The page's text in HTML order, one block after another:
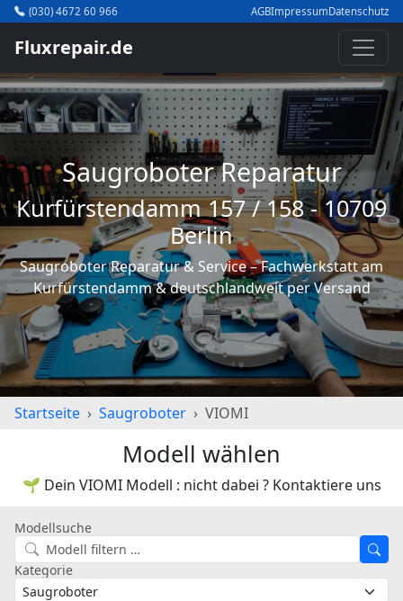
(030) 4672 60 966 AGBImpressumDatenschutz
Fluxrepair.de
Saugroboter Reparatur
Kurfürstendamm 157 / 158 - 10709
Berlin
Saugroboter Reparatur & Service – Fachwerkstatt am
Kurfürstendamm & deutschlandweit per Versand
Startseite Saugroboter VIOMI
Modell wählen
🌱 Dein VIOMI Modell : nicht dabei ? Kontaktiere uns
Modellsuche
Kategorie